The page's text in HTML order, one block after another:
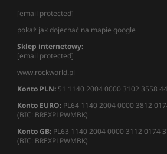
[email protected]
pokaż jak dojechać na mapie google
Sklep internetowy:
[email protected]
www.rockworld.pl
Konto PLN: 51 1140 2004 0000 3102 3558
Konto EURO: PL64 1140 2004 0000 3812
(BIC: BREXPLPWMBK)
Konto GB: PL63 1140 2004 0000 3112 0174
(BIC: BREXPLPWMBK)